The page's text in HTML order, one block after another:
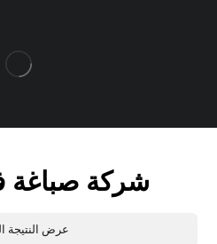
شركة صباغة
عرض النتيجة